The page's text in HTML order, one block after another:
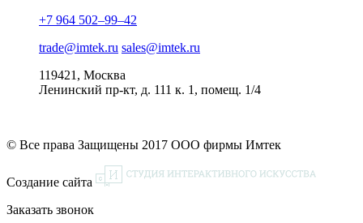
+7 964 502–99–42
trade@imtek.ru sales@imtek.ru
119421, Москва
Ленинский пр-кт, д. 111 к. 1, помещ. 1/4
© Все права Защищены 2017 ООО фирмы Имтек
Создание сайта
Заказать звонок